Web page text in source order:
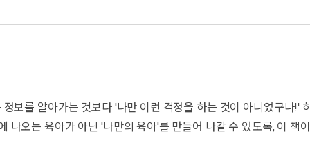
의 발달 상황에 맞는 적절한 정보와 노하우를 안내한다. 개월마
보를 알아가는 것보다 '나만 이런 걱정을 하는 것이 아니었구나!'
나오는 육아가 아닌 '나만의 육아'를 만들어 나갈 수 있도록, 이 책